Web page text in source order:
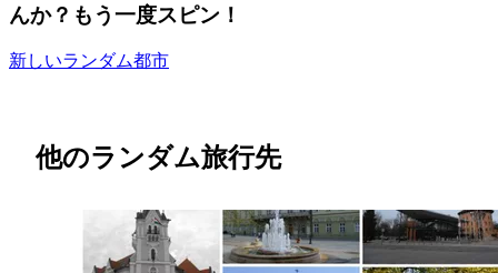
んか？もう一度スピン！
新しいランダム都市
他のランダム旅行先